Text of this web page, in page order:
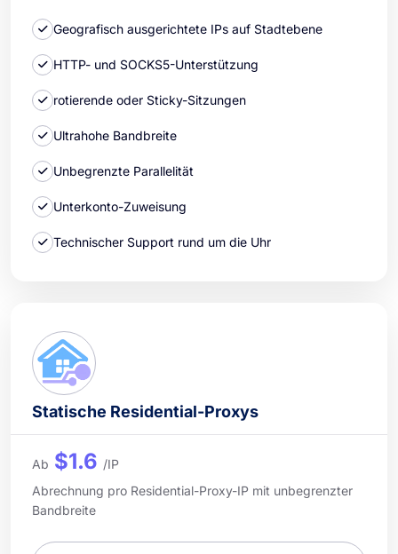
Geografisch ausgerichtete IPs auf Stadtebene
HTTP- und SOCKS5-Unterstützung
rotierende oder Sticky-Sitzungen
Ultrahohe Bandbreite
Unbegrenzte Parallelität
Unterkonto-Zuweisung
Technischer Support rund um die Uhr
Statische Residential-Proxys
Ab $1.6 /IP
Abrechnung pro Residential-Proxy-IP mit unbegrenzter
Bandbreite